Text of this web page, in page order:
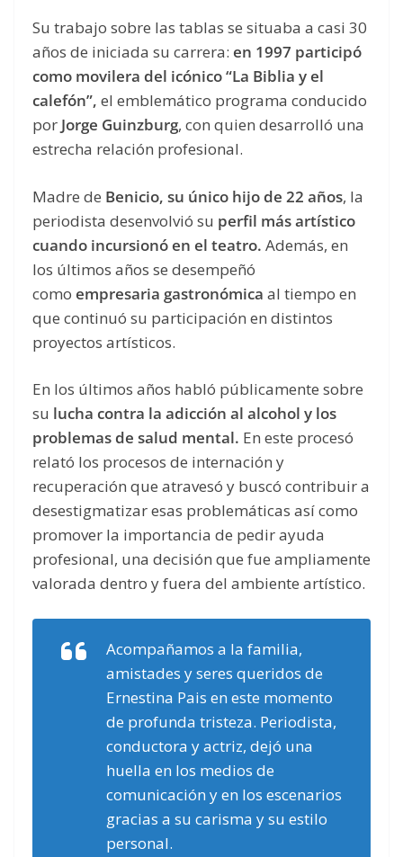
Su trabajo sobre las tablas se situaba a casi 30
años de iniciada su carrera: en 1997 participó
como movilera del icónico “La Biblia y el
calefón”, el emblemático programa conducido
por Jorge Guinzburg, con quien desarrolló una
estrecha relación profesional.
Madre de Benicio, su único hijo de 22 años, la
periodista desenvolvió su perfil más artístico
cuando incursionó en el teatro. Además, en
los últimos años se desempeñó
como empresaria gastronómica al tiempo en
que continuó su participación en distintos
proyectos artísticos.
En los últimos años habló públicamente sobre
su lucha contra la adicción al alcohol y los
problemas de salud mental. En este procesó
relató los procesos de internación y
recuperación que atravesó y buscó contribuir a
desestigmatizar esas problemáticas así como
promover la importancia de pedir ayuda
profesional, una decisión que fue ampliamente
valorada dentro y fuera del ambiente artístico.
Acompañamos a la familia,
amistades y seres queridos de
Ernestina Pais en este momento
de profunda tristeza. Periodista,
conductora y actriz, dejó una
huella en los medios de
comunicación y en los escenarios
gracias a su carisma y su estilo
personal.